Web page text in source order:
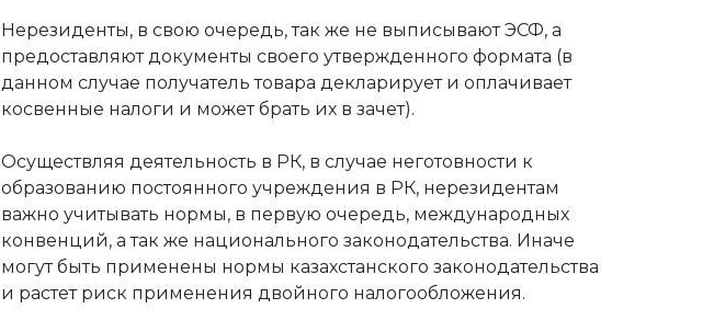
Нерезиденты, в свою очередь, так же не выписывают ЭСФ, а
предоставляют документы своего утвержденного формата (в
данном случае получатель товара декларирует и оплачивает
косвенные налоги и может брать их в зачет).
Осуществляя деятельность в РК, в случае неготовности к
образованию постоянного учреждения в РК, нерезидентам
важно учитывать нормы, в первую очередь, международных
конвенций, а так же национального законодательства. Иначе
могут быть применены нормы казахстанского законодательства
и растет риск применения двойного налогообложения.